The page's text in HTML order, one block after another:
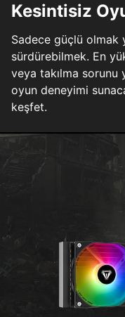
Kesintisiz
Sadece güçlü olmak
sürdürebilmek. En
veya takılma sorunu
oyun deneyimi
keşfet.